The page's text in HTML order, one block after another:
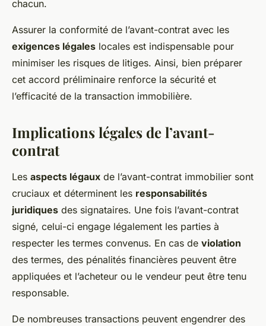
chacun.
Assurer la conformité de l’avant-contrat avec les
exigences légales locales est indispensable pour
minimiser les risques de litiges. Ainsi, bien préparer
cet accord préliminaire renforce la sécurité et
l’efficacité de la transaction immobilière.
Implications légales de l’avant-
contrat
Les aspects légaux de l’avant-contrat immobilier sont
cruciaux et déterminent les responsabilités
juridiques des signataires. Une fois l’avant-contrat
signé, celui-ci engage légalement les parties à
respecter les termes convenus. En cas de violation
des termes, des pénalités financières peuvent être
appliquées et l’acheteur ou le vendeur peut être tenu
responsable.
De nombreuses transactions peuvent engendrer des